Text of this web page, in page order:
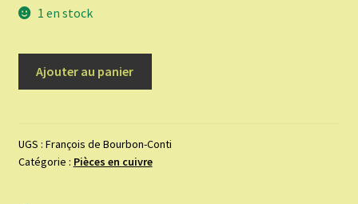
1 en stock
-
François
Ajouter au panier
UGS : François de Bourbon-Conti
Catégorie : Pièces en cuivre